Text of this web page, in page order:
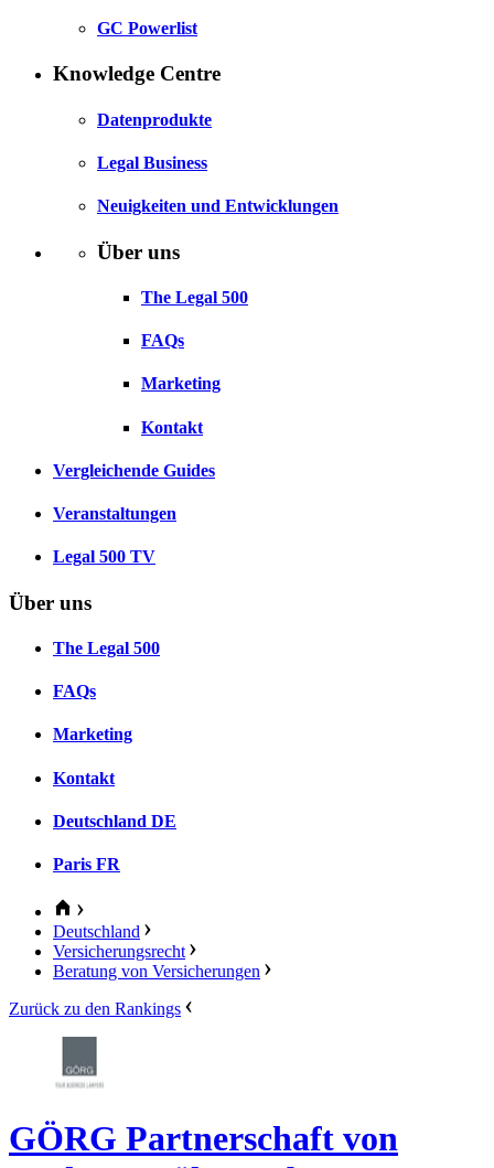
GC Powerlist
Knowledge Centre
Datenprodukte
Legal Business
Neuigkeiten und Entwicklungen
Über uns
The Legal 500
FAQs
Marketing
Kontakt
Vergleichende Guides
Veranstaltungen
Legal 500 TV
Über uns
The Legal 500
FAQs
Marketing
Kontakt
Deutschland DE
Paris FR
Deutschland
Versicherungsrecht
Beratung von Versicherungen
Zurück zu den Rankings
GÖRG Partnerschaft von